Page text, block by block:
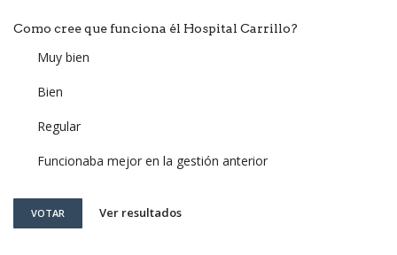
Como cree que funciona él Hospital Carrillo?
Muy bien
Bien
Regular
Funcionaba mejor en la gestión anterior
VOTAR Ver resultados